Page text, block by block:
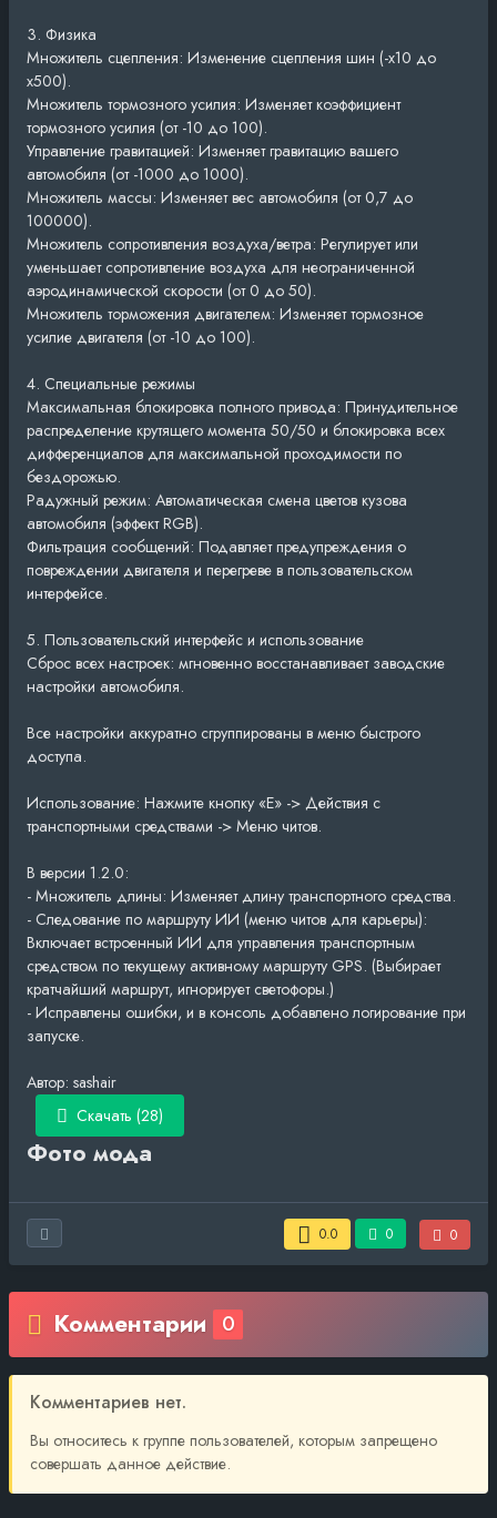
3. Физика
Множитель сцепления: Изменение сцепления шин (-x10 до
x500).
Множитель тормозного усилия: Изменяет коэффициент
тормозного усилия (от -10 до 100).
Управление гравитацией: Изменяет гравитацию вашего
автомобиля (от -1000 до 1000).
Множитель массы: Изменяет вес автомобиля (от 0,7 до
100000).
Множитель сопротивления воздуха/ветра: Регулирует или
уменьшает сопротивление воздуха для неограниченной
аэродинамической скорости (от 0 до 50).
Множитель торможения двигателем: Изменяет тормозное
усилие двигателя (от -10 до 100).
4. Специальные режимы
Максимальная блокировка полного привода: Принудительное
распределение крутящего момента 50/50 и блокировка всех
дифференциалов для максимальной проходимости по
бездорожью.
Радужный режим: Автоматическая смена цветов кузова
автомобиля (эффект RGB).
Фильтрация сообщений: Подавляет предупреждения о
повреждении двигателя и перегреве в пользовательском
интерфейсе.
5. Пользовательский интерфейс и использование
Сброс всех настроек: мгновенно восстанавливает заводские
настройки автомобиля.
Все настройки аккуратно сгруппированы в меню быстрого
доступа.
Использование: Нажмите кнопку «E» -> Действия с
транспортными средствами -> Меню читов.
В версии 1.2.0:
- Множитель длины: Изменяет длину транспортного средства.
- Следование по маршруту ИИ (меню читов для карьеры):
Включает встроенный ИИ для управления транспортным
средством по текущему активному маршруту GPS. (Выбирает
кратчайший маршрут, игнорирует светофоры.)
- Исправлены ошибки, и в консоль добавлено логирование при
запуске.
Автор: sashair
Скачать (28)
Фото мода
0.0 0 0
Комментарии 0
Комментариев нет.
Вы относитесь к группе пользователей, которым запрещено
совершать данное действие.